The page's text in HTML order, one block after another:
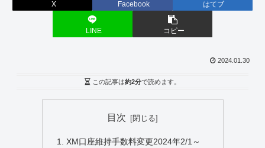
X Facebook はてブ
LINE コピー
2024.01.30
この記事は約2分で読めます。
目次
XM口座維持手数料変更2024年2/1～